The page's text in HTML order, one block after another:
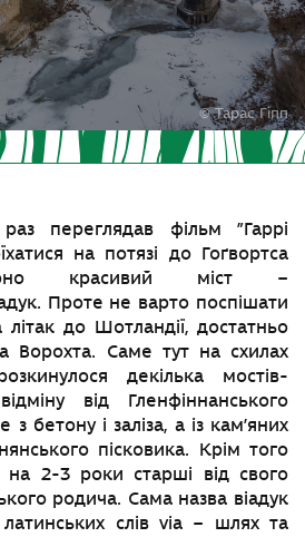
© Тарас Гіпп
переглядав фільм ”Гаррі
на потязі до Гоґвортса
красивий міст –
Проте не варто поспішати
до Шотландії, достатньо
Ворохта. Саме тут на схилах
декілька мостів-
від Гленфіннанського
з бетону і заліза, а із кам’яних
пісковика. Крім того
2-3 роки старші від свого
родича. Сама назва віадук
слів via – шлях та